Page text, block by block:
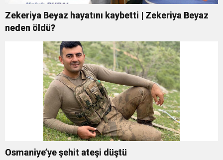
Zekeriya Beyaz hayatını kaybetti | Zekeriya Beyaz
neden öldü?
Osmaniye’ye şehit ateşi düştü